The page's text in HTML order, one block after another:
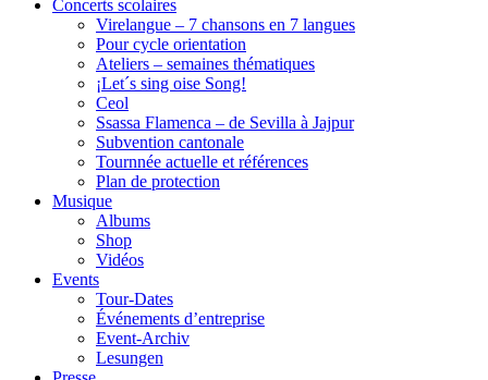
Concerts scolaires
Virelangue – 7 chansons en 7 langues
Pour cycle orientation
Ateliers – semaines thématiques
¡Let´s sing oise Song!
Ceol
Ssassa Flamenca – de Sevilla à Jajpur
Subvention cantonale
Tournnée actuelle et références
Plan de protection
Musique
Albums
Shop
Vidéos
Events
Tour-Dates
Événements d’entreprise
Event-Archiv
Lesungen